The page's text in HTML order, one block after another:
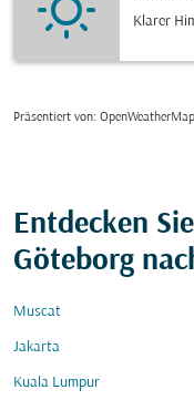
Klarer
Präsentiert von:
Entdecken
Göteborg
Muscat
Jakarta
Kuala Lumpur